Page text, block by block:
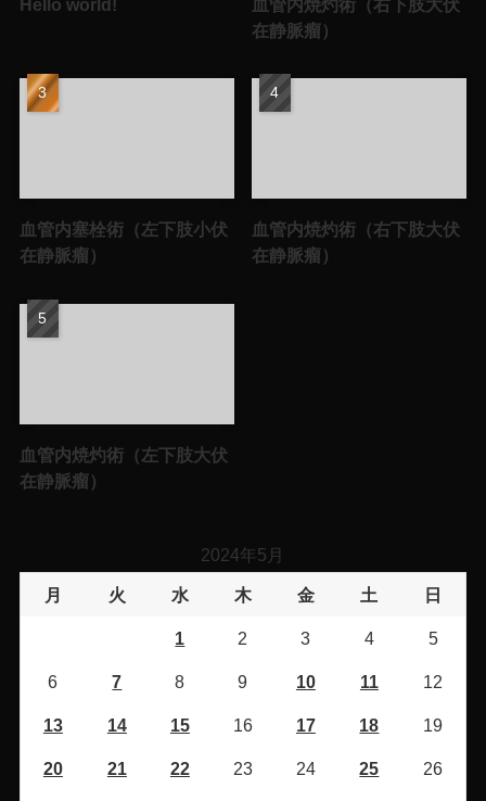
在静脈瘤）
血管内塞栓術（左下肢小伏
在静脈瘤）
血管内焼灼術（右下肢大伏
在静脈瘤）
血管内焼灼術（左下肢大伏
在静脈瘤）
2024年5月
月 火 水 木 金 土 日
1 2 3 4 5
6 7 8 9 10 11 12
13 14 15 16 17 18 19
20 21 22 23 24 25 26